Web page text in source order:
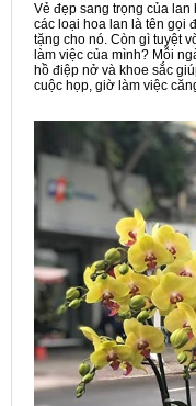
Vẻ đẹp sang trọng của
các loại hoa lan là tên gọi
tặng cho nó. Còn gì tuyệt
làm việc của mình? Mỗi
hồ điệp nở và khoe sắc
cuộc họp, giờ làm việc